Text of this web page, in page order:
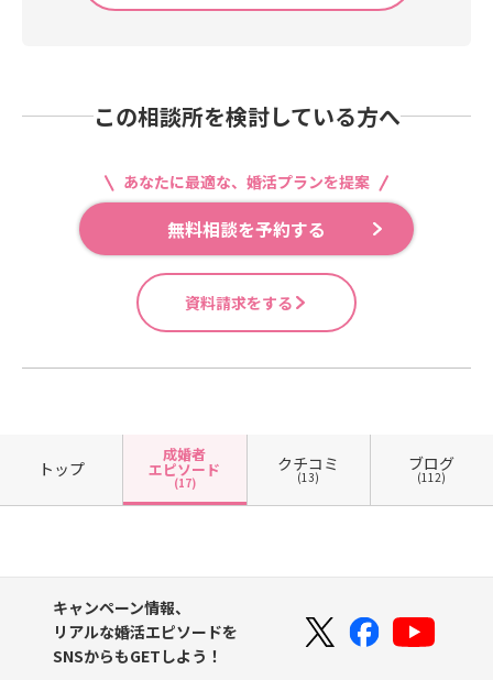
この相談所を検討している方へ
あなたに最適な、婚活プランを提案
無料相談を予約する
資料請求をする
トップ
成婚者
エピソード
(17)
クチコミ
(13)
ブログ
(112)
キャンペーン情報、
リアルな婚活エピソードを
SNSからもGETしよう！